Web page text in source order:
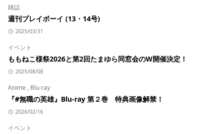
雑誌
週刊プレイボーイ (13・14号)
2025/03/31
イベント
ももねこ様祭2026と第2回たまゆら同窓会のW開催決定！
2025/08/08
Anime , Blu-ray
『#無職の英雄』Blu-ray 第２巻 特典画像解禁！
2026/02/16
イベント